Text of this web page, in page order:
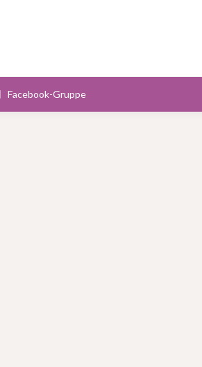
Facebook-Gruppe